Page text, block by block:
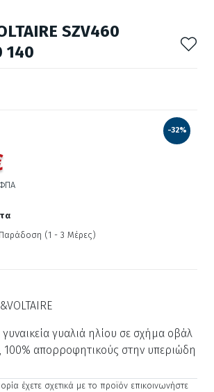
SZV460
140
-32%
(1 - 3 Μέρες)
γυαλιά ηλίου σε σχήμα οβάλ
100% απορροφητικούς στην υπεριώδη
έχετε σχετικά με το προϊόν επικοινωνήστε